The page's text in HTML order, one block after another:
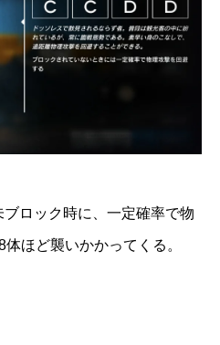
ロック時に、一定確率で物
ほど襲いかかってくる。